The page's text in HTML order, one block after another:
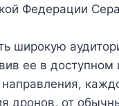
Федерации
широкую
ее в
дронов, от